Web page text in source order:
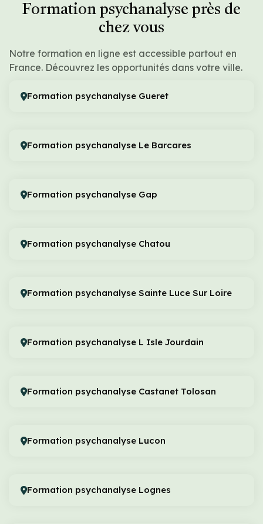
Formation psychanalyse près de
chez vous
Notre formation en ligne est accessible partout en
France. Découvrez les opportunités dans votre ville.
Formation psychanalyse Gueret
Formation psychanalyse Le Barcares
Formation psychanalyse Gap
Formation psychanalyse Chatou
Formation psychanalyse Sainte Luce Sur Loire
Formation psychanalyse L Isle Jourdain
Formation psychanalyse Castanet Tolosan
Formation psychanalyse Lucon
Formation psychanalyse Lognes